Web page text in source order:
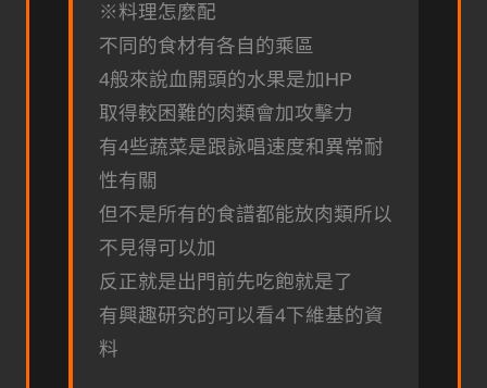
※料理怎麼配
不同的食材有各自的乘區
4般來說血開頭的水果是加HP
取得較困難的肉類會加攻擊力
有4些蔬菜是跟詠唱速度和異常耐
性有關
但不是所有的食譜都能放肉類所以
不見得可以加
反正就是出門前先吃飽就是了
有興趣研究的可以看4下維基的資
料